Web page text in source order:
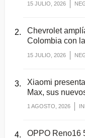
15 JULIO, 2026
Chevrolet
Colombia con
15 JULIO, 2026
Xiaomi
Max, sus
1 AGOSTO, 2026
OPPO Reno16